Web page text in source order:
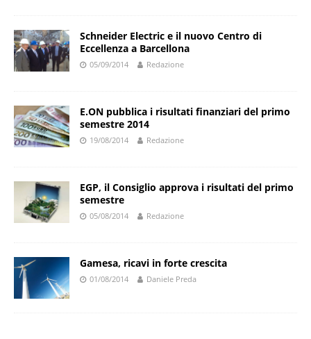
Schneider Electric e il nuovo Centro di
Eccellenza a Barcellona
05/09/2014 Redazione
E.ON pubblica i risultati finanziari del primo
semestre 2014
19/08/2014 Redazione
EGP, il Consiglio approva i risultati del primo
semestre
05/08/2014 Redazione
Gamesa, ricavi in forte crescita
01/08/2014 Daniele Preda